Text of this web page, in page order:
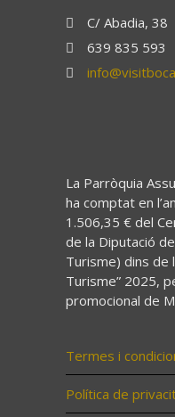
C/ Abadia, 38
639 835 593
La Parròquia
ha comptat en
1.506,35 € del
de la Diputació
Turisme) dins de
Turisme” 2025,
promocional de
Termes i
Política de